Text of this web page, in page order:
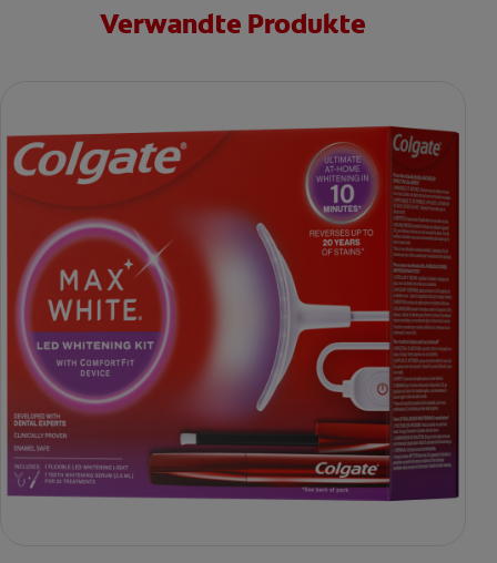
Verwandte Produkte